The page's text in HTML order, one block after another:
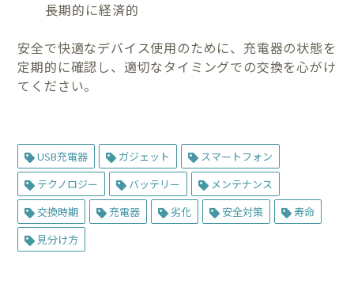
長期的に経済的
安全で快適なデバイス使用のために、充電器の状態を
定期的に確認し、適切なタイミングでの交換を心がけ
てください。
USB充電器 ガジェット
スマートフォン
テクノロジー
バッテリー
メンテナンス
交換時期
充電器 劣化 安全対策
寿命
見分け方